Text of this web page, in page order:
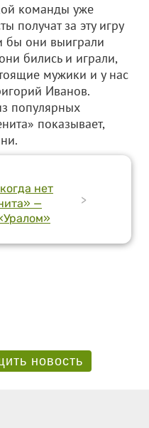
команды уже
получат за эту игру
бы они выиграли
бились и играли,
мужики и у нас
Иванов.
популярных
показывает,
нет
—
>
новость